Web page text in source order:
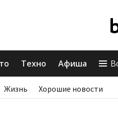
Техно Афиша
Жизнь Хорошие новости